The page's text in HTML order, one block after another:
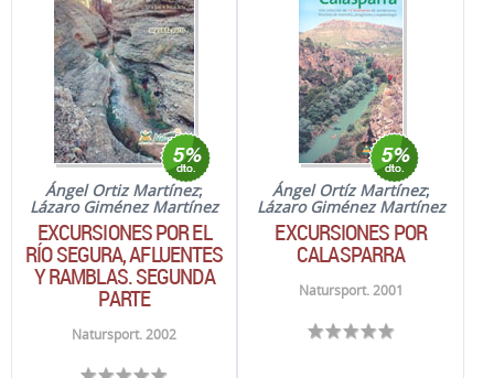
Ángel Ortiz Martínez;
Lázaro Giménez Martínez
EXCURSIONES POR EL
RÍO SEGURA, AFLUENTES
Y RAMBLAS. SEGUNDA
PARTE
Natursport. 2002
Ángel Ortíz Martínez;
Lázaro Giménez Martínez
EXCURSIONES POR
CALASPARRA
Natursport. 2001